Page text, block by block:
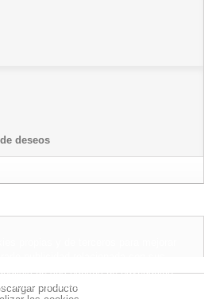
deseos
producto
propias y de terceros para mejorar
de sus hábitos de navegación.
sobre su uso pulse el botón Acepto.